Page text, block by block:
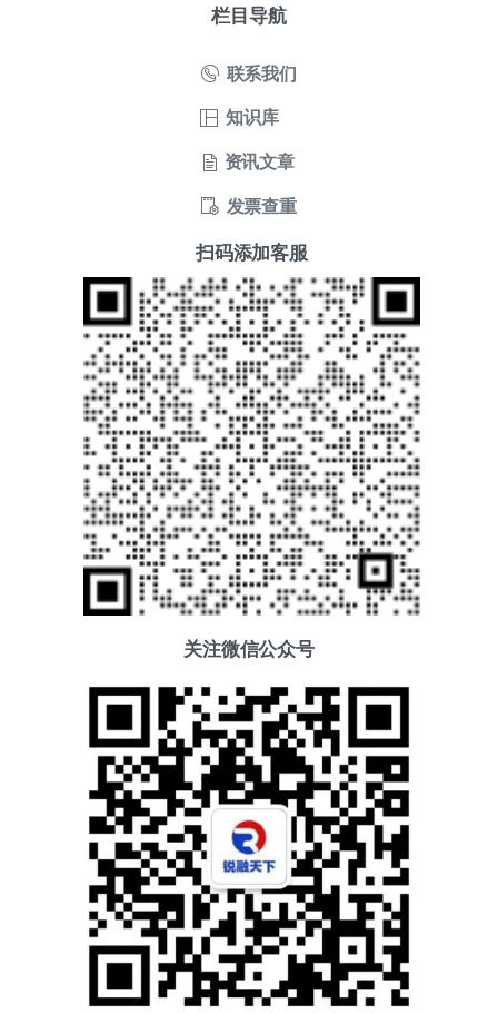
栏目导航
联系我们
知识库
资讯文章
发票查重
扫码添加客服
关注微信公众号
添加好友